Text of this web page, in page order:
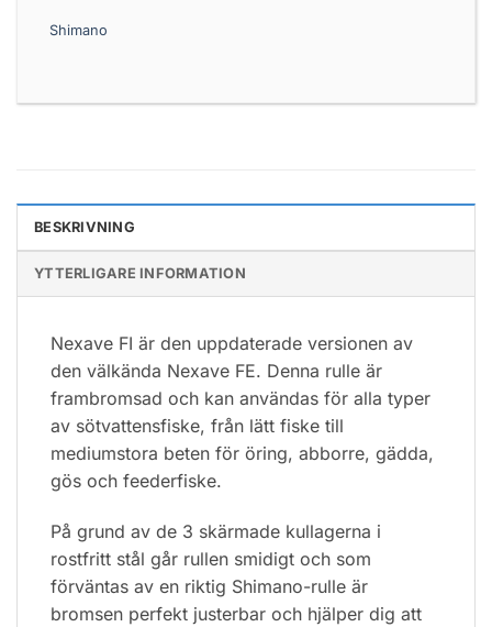
Shimano
BESKRIVNING
YTTERLIGARE INFORMATION
Nexave FI är den uppdaterade versionen av
den välkända Nexave FE. Denna rulle är
frambromsad och kan användas för alla typer
av sötvattensfiske, från lätt fiske till
mediumstora beten för öring, abborre, gädda,
gös och feederfiske.
På grund av de 3 skärmade kullagerna i
rostfritt stål går rullen smidigt och som
förväntas av en riktig Shimano-rulle är
bromsen perfekt justerbar och hjälper dig att